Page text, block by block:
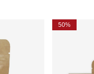
50%